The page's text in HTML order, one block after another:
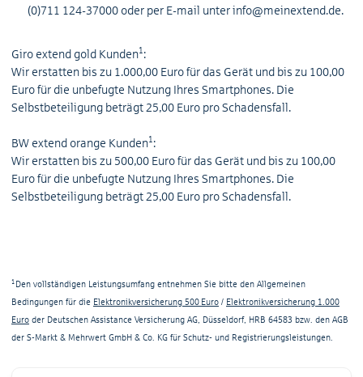
(0)711 124-37000 oder per E-mail unter info@meinextend.de.
Giro extend gold Kunden1 :
Wir erstatten bis zu 1.000,00 Euro für das Gerät und bis zu 100,00
Euro für die unbefugte Nutzung Ihres Smartphones. Die
Selbstbeteiligung beträgt 25,00 Euro pro Schadensfall.
BW extend orange Kunden1 :
Wir erstatten bis zu 500,00 Euro für das Gerät und bis zu 100,00
Euro für die unbefugte Nutzung Ihres Smartphones. Die
Selbstbeteiligung beträgt 25,00 Euro pro Schadensfall.
1 Den vollständigen Leistungsumfang entnehmen Sie bitte den Allgemeinen
Bedingungen für die Elektronikversicherung 500 Euro / Elektronikversicherung 1.000
Euro der Deutschen Assistance Versicherung AG, Düsseldorf, HRB 64583 bzw. den AGB
der S-Markt & Mehrwert GmbH & Co. KG für Schutz- und Registrierungsleistungen.